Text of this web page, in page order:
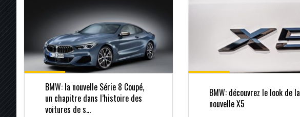
BMW: la nouvelle Série 8 Coupé,
un chapitre dans l’histoire des
voitures de s...
BMW: découvrez le look de la
nouvelle X5